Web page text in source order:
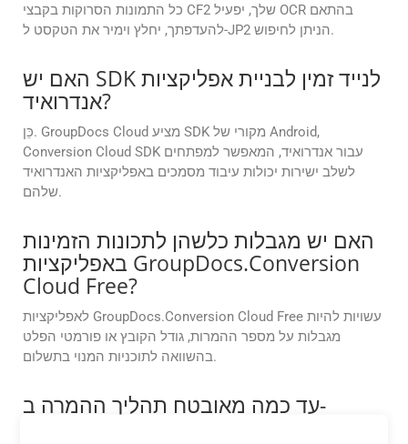
כל התמונות הסרוקות בקבצי CF2 שלך, יפעיל OCR בהתאם
להעדפתך, יחלץ וימיר את הטקסט ל-JP2 הניתן לחיפוש.
האם יש SDK לנייד זמין לבניית אפליקציות
אנדרואיד?
כֵּן. GroupDocs Cloud מציע SDK מקורי של Android,
Conversion Cloud SDK עבור אנדרואיד, המאפשר למפתחים
לשלב ישירות יכולות עיבוד מסמכים באפליקציות האנדרואיד
שלהם.
האם יש מגבלות כלשהן לתכונות הזמינות
באפליקציות GroupDocs.Conversion
Cloud Free?
לאפליקציות GroupDocs.Conversion Cloud Free עשויות להיות
מגבלות על מספר ההמרות, גודל הקובץ או פורמטי הפלט
בהשוואה לתוכניות המנוי בתשלום.
עד כמה מאובטח תהליך ההמרה ב-